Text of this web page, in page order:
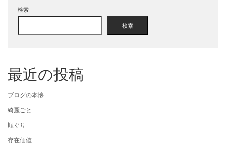
検索
検索
最近の投稿
ブログの本懐
綺麗ごと
順ぐり
存在価値